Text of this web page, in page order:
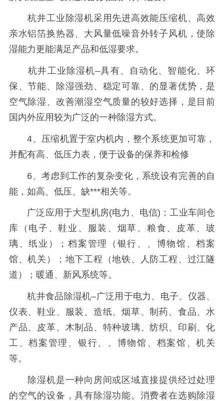
杭井工业除湿机采用先进高效能压缩机、高效
亲水铝箔换热器、大风量低噪音外转子风机，使除
湿能力更能满足产品和低湿要求。
杭井工业除湿机–具有、自动化、智能化、环
保、节能、除湿强劲、稳定可靠、的显著优势，是
空气除湿、改善潮湿空气质量的较好选择，是目前
国内外应用较为广泛的一种除湿方式。
4、压缩机置于室内机内，整个系统更加可靠，
并配有高、低压力表，便于设备的保养和检修
6、考虑到工作的复杂变化，系统设有完善的自
能，如高、低压、缺***相关等。
广泛应用于大型机房(电力、电信)；工业车间仓
库（电子、鞋业、服装、烟草、粮食、皮革、玻
璃、纸业）；档案管理（银行、、博物馆、档案
馆、机关）；地下工程（地铁、人防工程、过江隧
道）；暖通、新风系统等。
杭井食品除湿机–广泛用于电力、电子、仪器、
仪表、鞋业、服装、造纸、烟草、制药、食品、水
产品、皮革、木制品、特种玻璃、纺织、印刷、化
工、档案管理、银行、、博物馆、档案馆、机关
等。
除湿机是一种向房间或区域直接提供经过处理
的空气的设备，具有除湿功能。消费者在选购除湿